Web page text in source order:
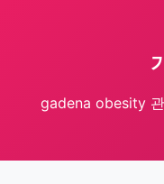
gadena obesity